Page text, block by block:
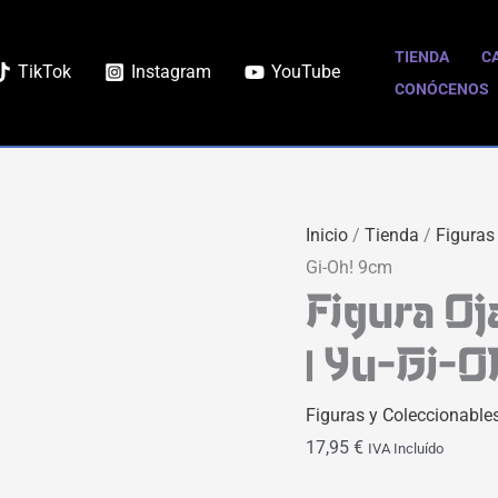
TikTok Instagram YouTube
TIENDA
CONÓCENOS
Inicio /Tienda /
Gi-Oh! 9cm
Figura
| Yu-Gi-
Figuras y
17,95€ IVA Incluído
Yellow
POP
Gi-
Oh!
9cm
cantidad